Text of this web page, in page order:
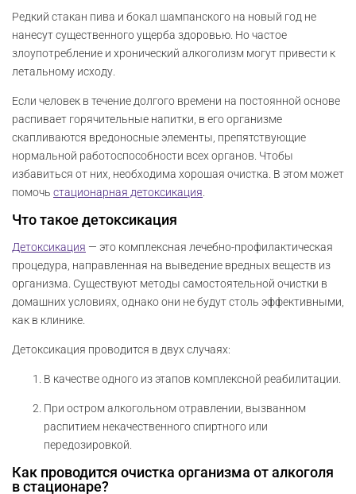
Редкий стакан пива и бокал шампанского на новый год не
нанесут существенного ущерба здоровью. Но частое
злоупотребление и хронический алкоголизм могут привести к
летальному исходу.
Если человек в течение долгого времени на постоянной основе
распивает горячительные напитки, в его организме
скапливаются вредоносные элементы, препятствующие
нормальной работоспособности всех органов. Чтобы
избавиться от них, необходима хорошая очистка. В этом может
помочь стационарная детоксикация
Что такое детоксикация
Детоксикация — это комплексная лечебно-профилактическая
процедура, направленная на выведение вредных веществ из
организма. Существуют методы самостоятельной очистки в
домашних условиях, однако они не будут столь эффективными,
как в клинике.
Детоксикация проводится в двух случаях:
В качестве одного из этапов комплексной реабилитации.
При остром алкогольном отравлении, вызванном
распитием некачественного спиртного или
передозировкой.
Как проводится очистка организма от алкоголя
в стационаре?